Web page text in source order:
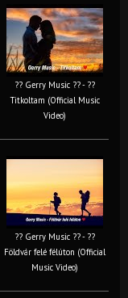
?? Gerry Music ?? - ??
Titkoltam (Official Music
Video)
?? Gerry Music ?? - ??
Földvár felé félúton (Official
Music Video)